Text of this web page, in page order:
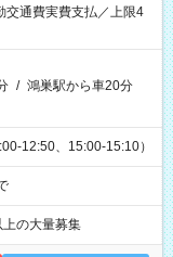
交通費実費支払／上限4
/ 鴻巣駅から車20分
12:50、15:00-15:10）
上の大量募集